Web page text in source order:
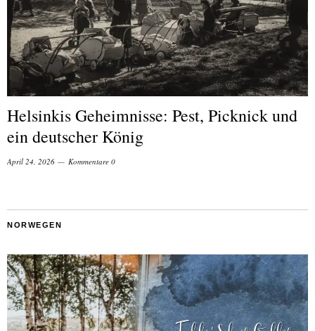
Helsinkis Geheimnisse: Pest, Picknick und
ein deutscher König
April 24, 2026 Kommentare 0
NORWEGEN